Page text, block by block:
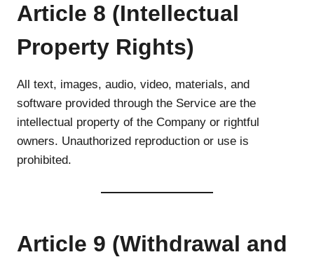
Article 8 (Intellectual
Property Rights)
All text, images, audio, video, materials, and
software provided through the Service are the
intellectual property of the Company or rightful
owners. Unauthorized reproduction or use is
prohibited.
Article 9 (Withdrawal and